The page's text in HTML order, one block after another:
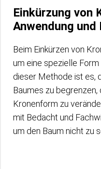
Einkürzung von
Anwendung und
Beim Einkürzen von
um eine spezielle
dieser Methode ist es,
Baumes zu begrenzen,
Kronenform zu
mit Bedacht und
um den Baum nicht zu